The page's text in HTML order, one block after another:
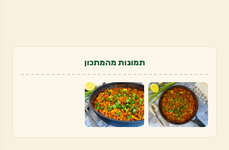
תמונות מהמתכון